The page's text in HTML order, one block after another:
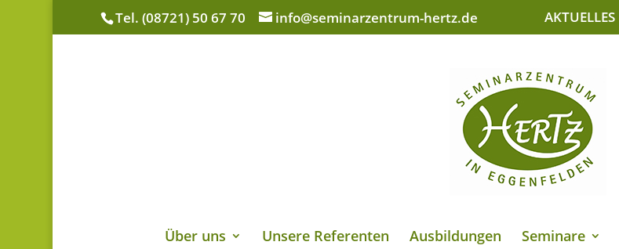
Tel. (08721) 50 67 70 info@seminarzentrum-hertz.de AKTUELLES
Über uns Unsere Referenten Ausbildungen Seminare